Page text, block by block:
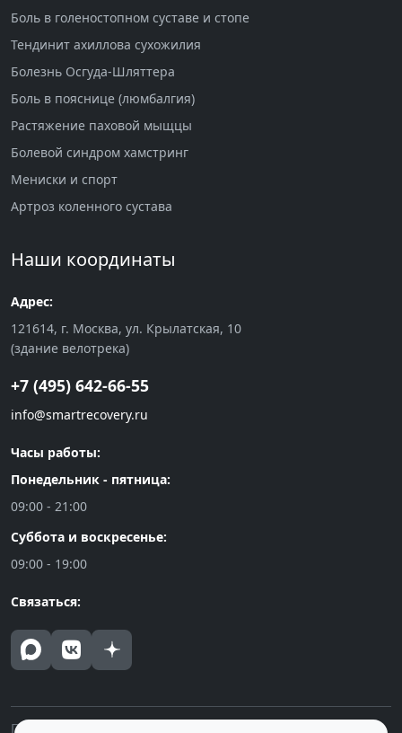
Боль в голеностопном суставе и стопе
Тендинит ахиллова сухожилия
Болезнь Осгуда-Шляттера
Боль в пояснице (люмбалгия)
Растяжение паховой мыщцы
Болевой синдром хамстринг
Мениски и спорт
Артроз коленного сустава
Наши координаты
Адрес:
121614, г. Москва, ул. Крылатская, 10
(здание велотрека)
+7 (495) 642-66-55
info@smartrecovery.ru
Часы работы:
Понедельник - пятница:
09:00 - 21:00
Суббота и воскресенье:
09:00 - 19:00
Связаться:
Политика конфиденциальности